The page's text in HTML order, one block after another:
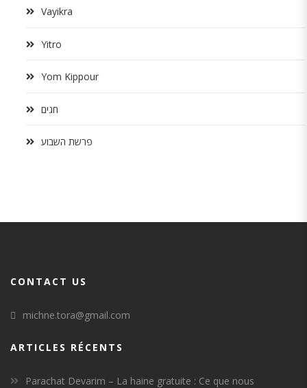
Vayikra
Yitro
Yom Kippour
חגים
פרשת השבוע
CONTACT US
michne.tora@gmail.com
ARTICLES RÉCENTS
Parachat Devarim – La haine gratuite : Ce que nous